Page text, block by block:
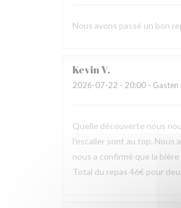
Nous avons passé un bon
KevinV
2026-07-22 - 20:00 - Gasten
Quelle découverte nous
l’escalier sont au top.
nous a confirmé que la
Total du repas 46€ pour